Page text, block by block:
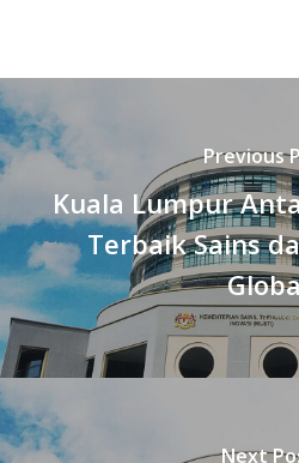
Previous
Kuala Lumpur
Terbaik Sains
Next